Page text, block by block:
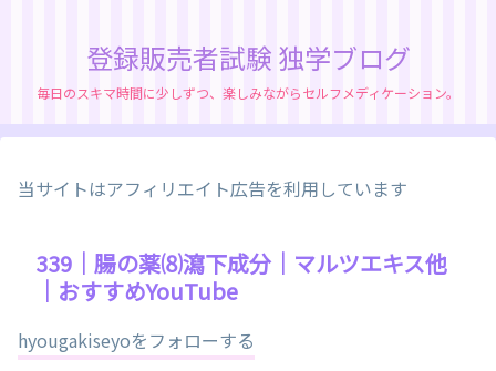
登録販売者試験 独学ブログ
毎日のスキマ時間に少しずつ、楽しみながらセルフメディケーション。
当サイトはアフィリエイト広告を利用しています
339｜腸の薬⑻瀉下成分｜マルツエキス他
｜おすすめYouTube
hyougakiseyoをフォローする